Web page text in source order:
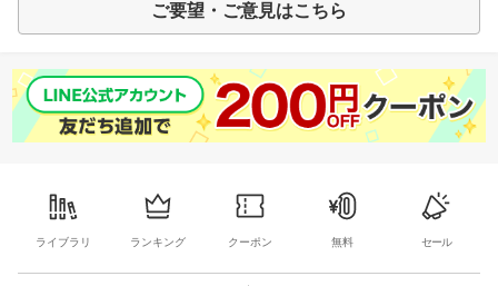
ご要望・ご意見はこちら
ライブラリ ランキング クーポン 無料 セール